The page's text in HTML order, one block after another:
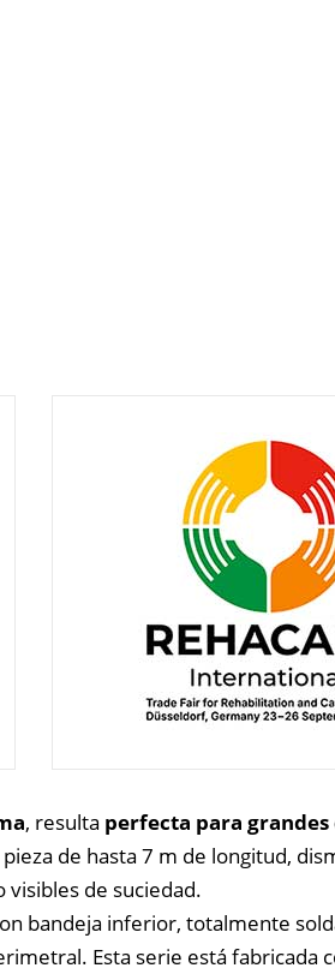
, resulta perfecta para grandes
de hasta 7 m de longitud,
visibles de suciedad.
bandeja inferior, totalmente
Esta serie está fabricada